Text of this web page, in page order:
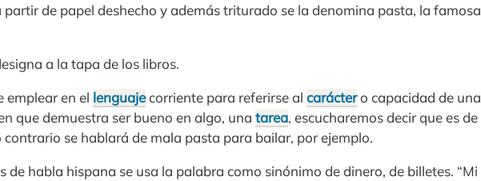
de papel deshecho y además triturado se la denomina pasta, la famosa
a la tapa de los libros.
emplear en el lenguajecorriente para referirse al caráctero capacidad de una
que demuestra ser bueno en algo, una tarea, escucharemos decir que es de
se hablará de mala pasta para bailar, por ejemplo.
de habla hispana se usa la palabra como sinónimo de dinero, de billetes. “Mi